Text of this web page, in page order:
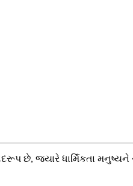
છે, જયારે ધાર્મિકતા